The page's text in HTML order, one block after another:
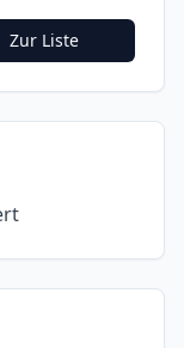
Zur Liste